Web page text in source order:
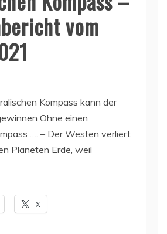
vom
Kompass kann der
Ohne einen
…. – Der Westen verliert
Planeten Erde, weil
X